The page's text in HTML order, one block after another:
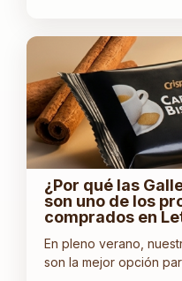
¿Por qué las
son uno de los
comprados en
En pleno verano,
son la mejor opción